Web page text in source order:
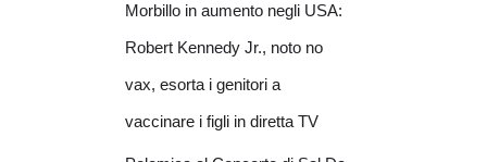
Morbillo in aumento negli USA:
Robert Kennedy Jr., noto no
vax, esorta i genitori a
vaccinare i figli in diretta TV